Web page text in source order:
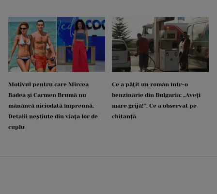
Motivul pentru care Mircea
Badea și Carmen Brumă nu
mănâncă niciodată împreună.
Detalii neștiute din viața lor de
cuplu
Ce a pățit un român într-o
benzinărie din Bulgaria: „Aveți
mare grijă!”. Ce a observat pe
chitanță